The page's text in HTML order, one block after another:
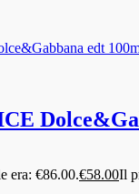
era: €86.00.€58.00Il